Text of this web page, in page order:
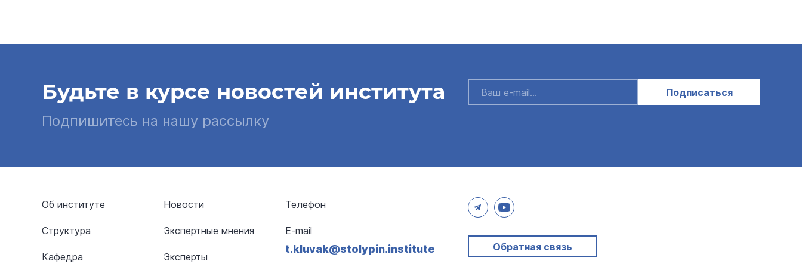
Будьте в курсе новостей института
Подпишитесь на нашу рассылку
Подписаться
Об институте
Структура
Кафедра
Новости
Экспертные мнения
Эксперты
Телефон
E-mail
t.kluvak@stolypin.institute Обратная связь